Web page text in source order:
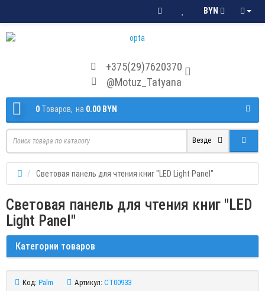
BYN
+375(29)7620370
@Motuz_Tatyana
0 Tоваров, на 0.00 BYN
Везде
Световая панель для чтения книг "LED Light Panel"
Световая панель для чтения книг "LED
Light Panel"
Категории товаров
Код: Palm Артикул: CT00933